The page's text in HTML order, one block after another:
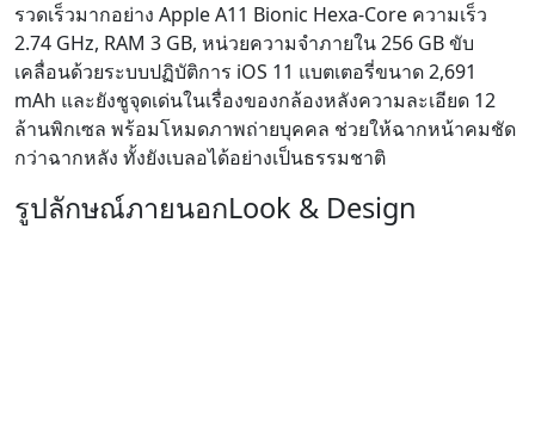
รวดเร็วมากอย่าง Apple A11 Bionic Hexa-Core ความเร็ว
2.74 GHz, RAM 3 GB, หน่วยความจำภายใน 256 GB ขับ
เคลื่อนด้วยระบบปฏิบัติการ iOS 11 แบตเตอรี่ขนาด 2,691
mAh และยังชูจุดเด่นในเรื่องของกล้องหลังความละเอียด 12
ล้านพิกเซล พร้อมโหมดภาพถ่ายบุคคล ช่วยให้ฉากหน้าคมชัด
กว่าฉากหลัง ทั้งยังเบลอได้อย่างเป็นธรรมชาติ
รูปลักษณ์ภายนอกLook & Design